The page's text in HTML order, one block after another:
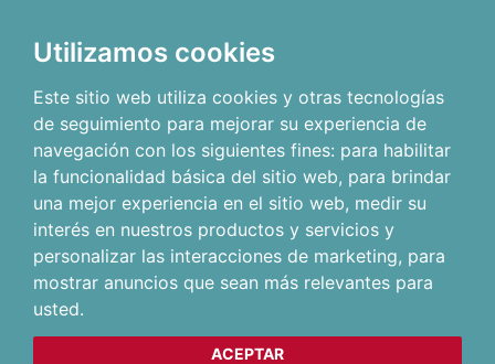
Utilizamos cookies
Este sitio web utiliza cookies y otras tecnologías
de seguimiento para mejorar su experiencia de
navegación con los siguientes fines: para habilitar
la funcionalidad básica del sitio web, para brindar
una mejor experiencia en el sitio web, medir su
interés en nuestros productos y servicios y
personalizar las interacciones de marketing, para
mostrar anuncios que sean más relevantes para
usted.
ACEPTAR